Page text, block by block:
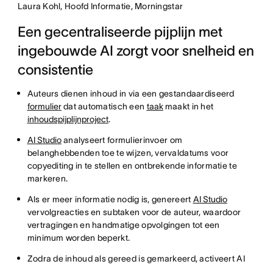
Laura Kohl, Hoofd Informatie, Morningstar
Een gecentraliseerde pijplijn met
ingebouwde AI zorgt voor snelheid en
consistentie
Auteurs dienen inhoud in via een gestandaardiseerd
formulierdat automatisch een taakmaakt in het
inhoudspijplijnproject.
AI Studioanalyseert formulierinvoer om
belanghebbenden toe te wijzen, vervaldatums voor
copyediting in te stellen en ontbrekende informatie te
markeren.
Als er meer informatie nodig is, genereert AI Studio
vervolgreacties en subtaken voor de auteur, waardoor
vertragingen en handmatige opvolgingen tot een
minimum worden beperkt.
Zodra de inhoud als gereed is gemarkeerd, activeert AI